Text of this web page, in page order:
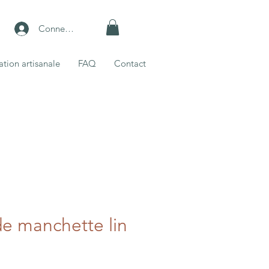
Connexion
artisanale FAQ Contact
manchette lin